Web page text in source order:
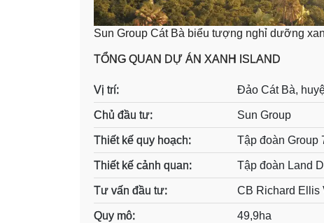
Sun Group Cát Bà biểu tượng nghỉ dưỡng
TỔNG QUAN DỰ ÁN XANH ISLAND
Vị trí: Đảo Cát Bà,
Chủ đầu tư: Sun Group
Thiết kế quy hoạch: Tập đoàn Group
Thiết kế cảnh quan: Tập đoàn Land
Tư vấn đầu tư: CB Richard Ellis
Quy mô: 49,9ha